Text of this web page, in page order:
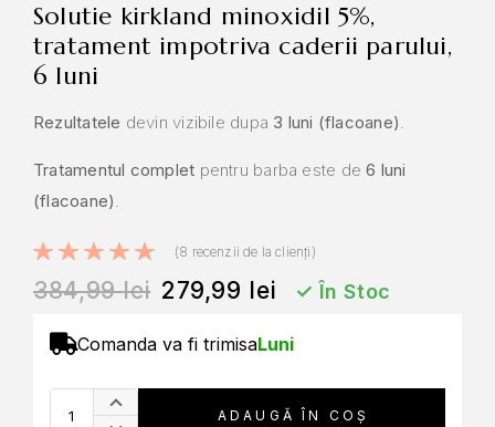
solutie kirkland minoxidil 5%,
tratament impotriva caderii parului,
6 luni
Rezultatele devin vizibile dupa 3 luni (flacoane).
Tratamentul complet pentru barba este de6 luni
(flacoane).
Evaluat la5.00
(8 recenzii de la clienți)
384,99lei 279,99 lei ✓ În Stoc
Comanda va fi trimisaLuni
ADAUGĂ ÎN COȘ
A